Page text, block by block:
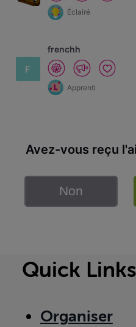
Éclairé
F
frenchh
Apprenti
Avez-vous reçu
Non
Quick Links
Organiser